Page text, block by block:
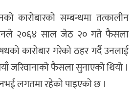
कारोबारको सम्बन्धमा तत्कालीन
२०६४ साल जेठ २० गते फैसला
कारोबार गरेको ठहर गर्दै उनलाई
जरिवानाको फैसला सुनाएको थियो ।
लगतमा रहेको पाइएको छ ।